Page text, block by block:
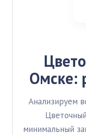
Омске:
Анализируем
минимальный